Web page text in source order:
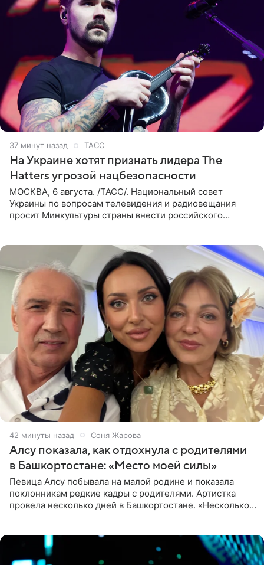
37 минут назад ТАСС
На Украине хотят признать лидера The
Hatters угрозой нацбезопасности
МОСКВА, 6 августа. /ТАСС/. Национальный совет
Украины по вопросам телевидения и радиовещания
просит Минкультуры страны внести российского
42 минуты назад Соня Жарова
Алсу показала, как отдохнула с родителями
в Башкортостане: «Место моей силы»
Певица Алсу побывала на малой родине и показала
поклонникам редкие кадры с родителями. Артистка
провела несколько дней в Башкортостане. «Несколько